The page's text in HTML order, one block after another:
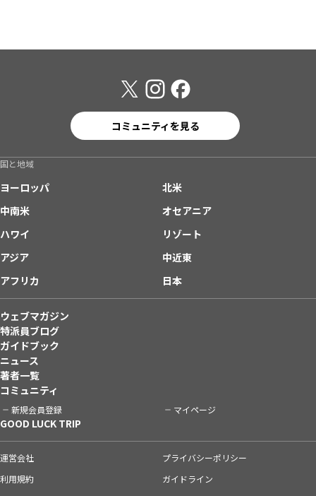
コミュニティを見る
国と地域
ヨーロッパ
北米
中南米
オセアニア
ハワイ
リゾート
アジア
中近東
アフリカ
日本
ウェブマガジン
特派員ブログ
ガイドブック
ニュース
著者一覧
コミュニティ
新規会員登録 マイページ
GOOD LUCK TRIP
運営会社
プライバシーポリシー
利用規約
ガイドライン